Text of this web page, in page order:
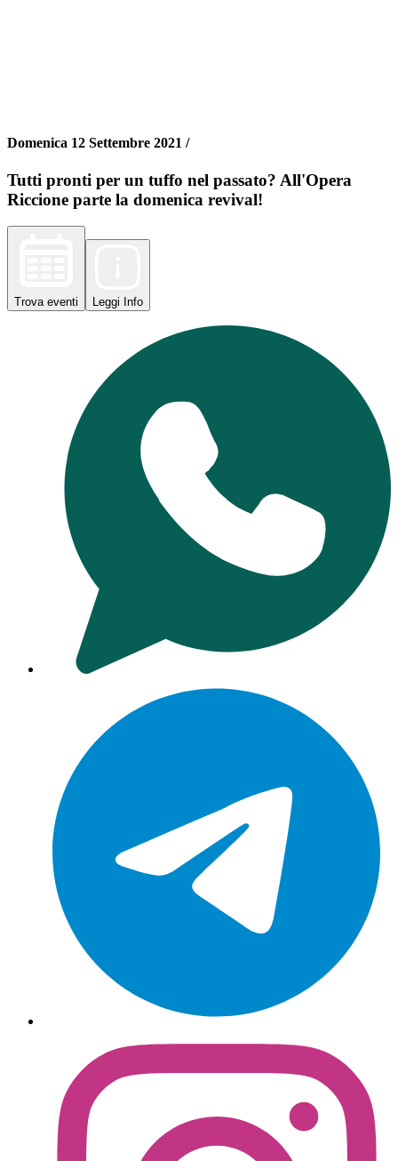
Domenica 12 Settembre 2021 /
Tutti pronti per un tuffo nel passato? All'Opera
Riccione parte la domenica revival!
Trova eventi Leggi Info